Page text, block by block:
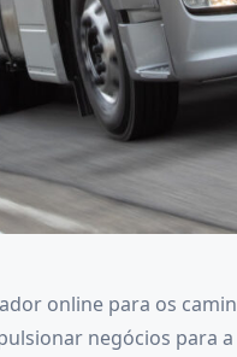
online para os
negócios para